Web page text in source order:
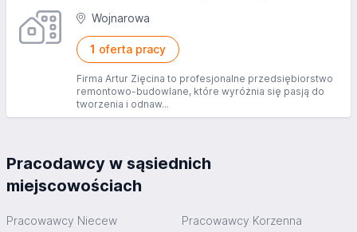
Wojnarowa
1 oferta pracy
Firma Artur Zięcina to profesjonalne przedsiębiorstwo
remontowo-budowlane, które wyróżnia się pasją do
tworzenia i odnaw...
Pracodawcy w sąsiednich
miejscowościach
Pracowawcy Niecew Pracowawcy Korzenna